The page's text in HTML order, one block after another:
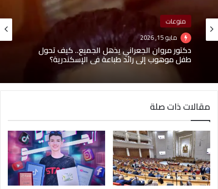
منوعات
مايو 15, 2026
دكتور مروان الجعراني يذهل الجميع.. كيف تحول
طفل موهوب إلى رائد طباعة في الإسكندرية؟
أخبار
يونيو 8, 2026
محمود ياسر زغلول.. رحلة شاب طموح جمع بين
تطوير الأعمال وريادة المشروعات وبناء العلامات
التجارية
مقالات ذات صلة